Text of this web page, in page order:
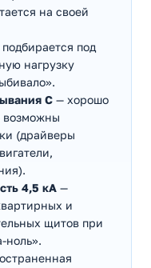
на своей
под
нагрузку
C — хорошо
возможны
(драйверы
4,5 кА —
и
щитов при
ноль».